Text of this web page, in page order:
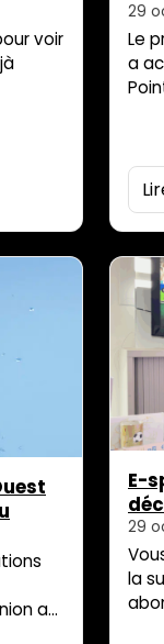
voir
29
Le
a
a
E-
29
la